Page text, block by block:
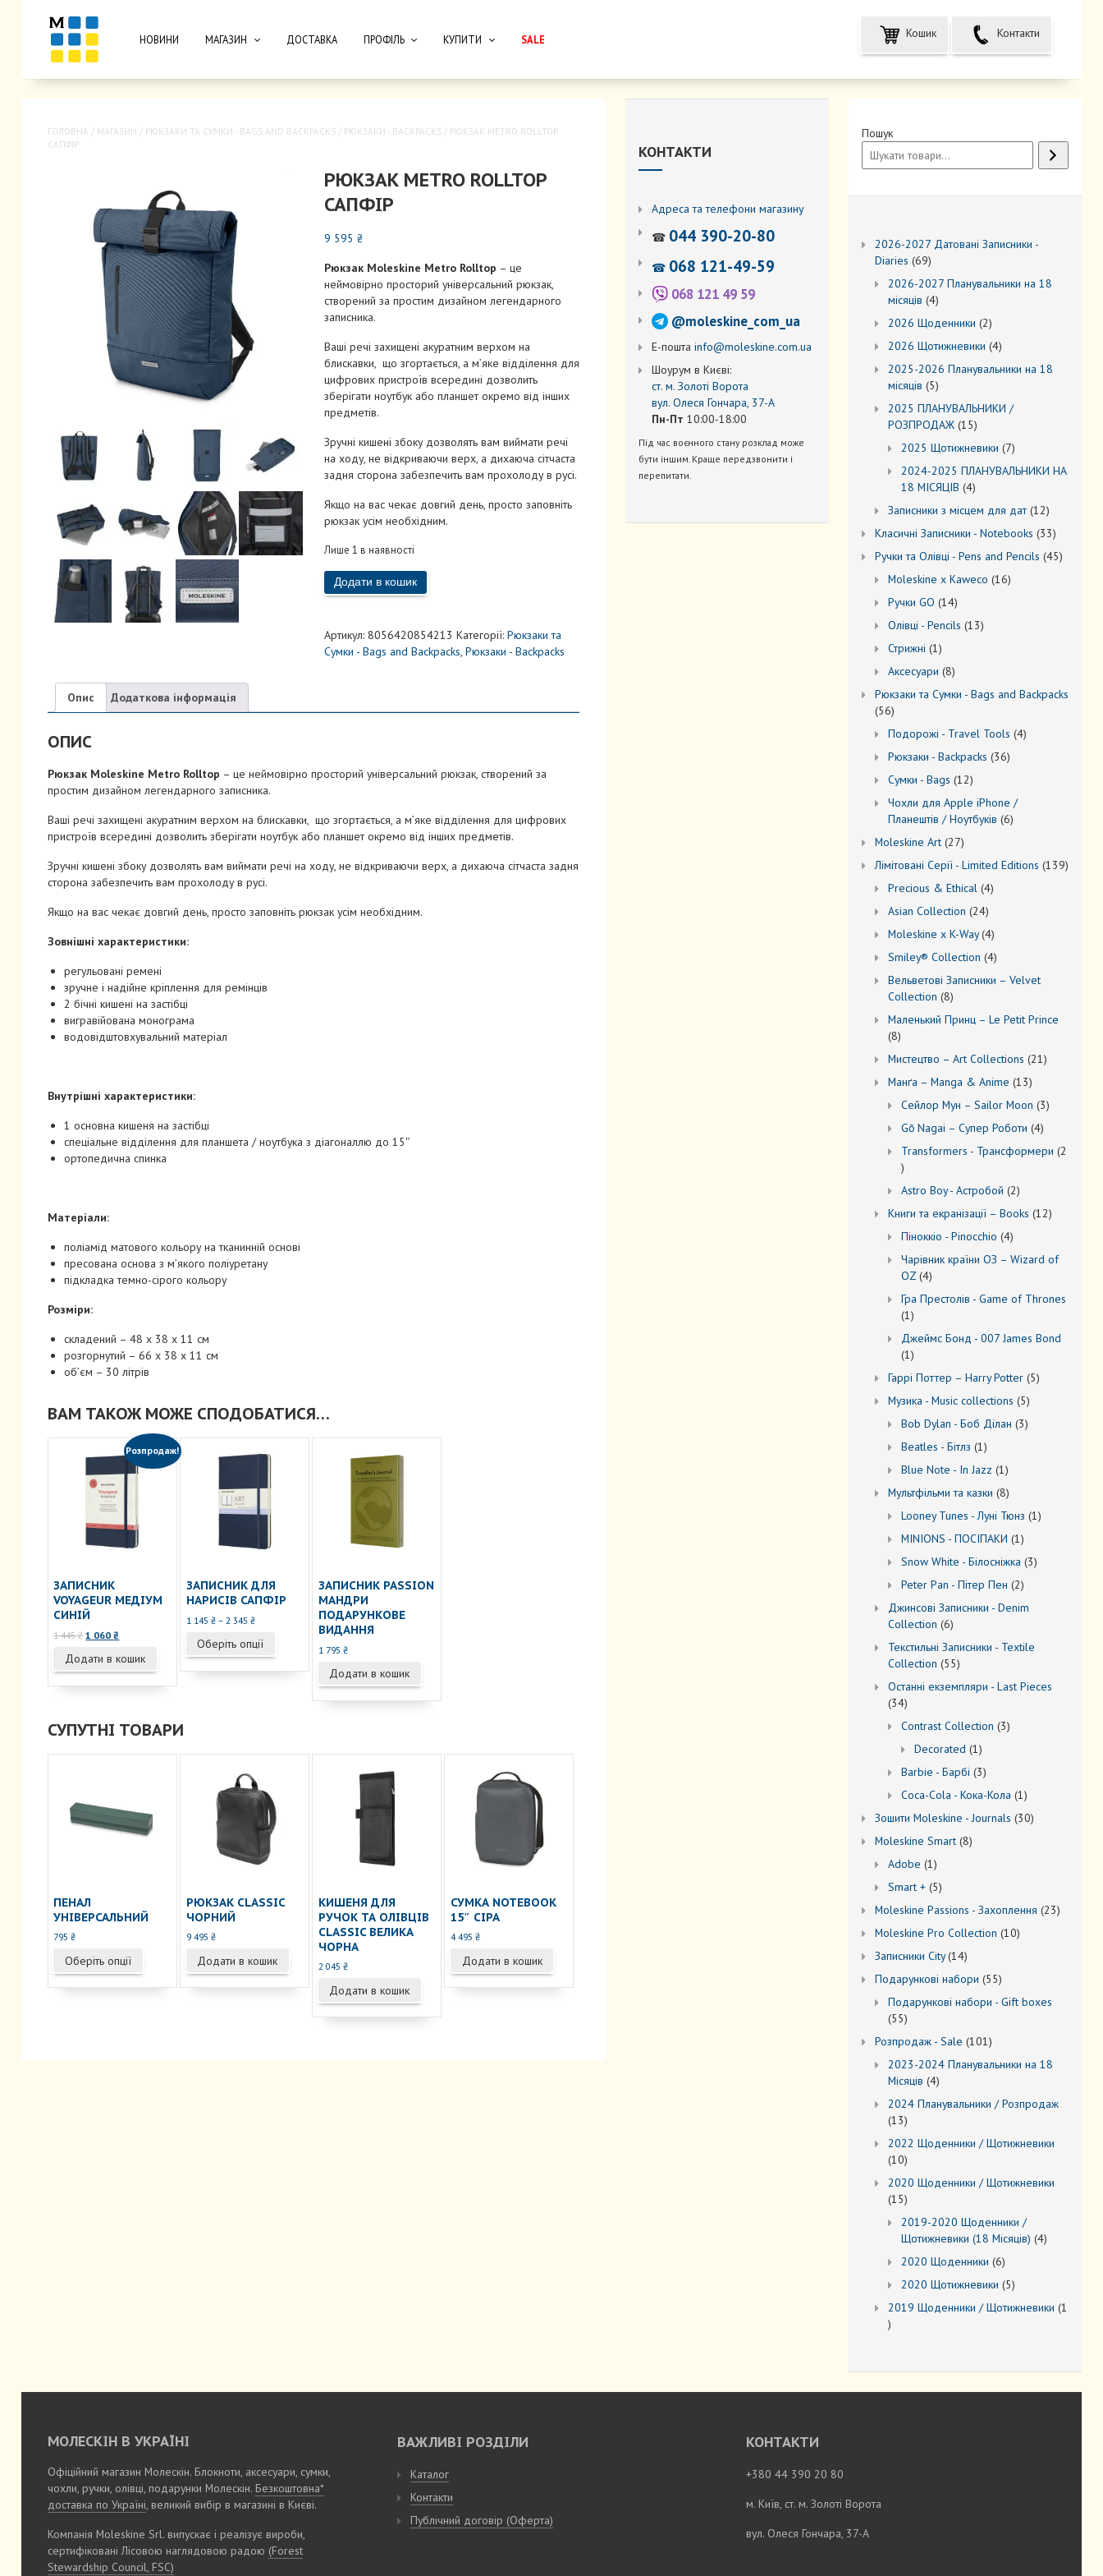
НОВИНИ МАГАЗИН ДОСТАВКА ПРОФІЛЬ КУПИТИ SALE Кошик Контакти
ГОЛОВНА / МАГАЗИН / РЮКЗАКИ ТА CУМКИ - BAGS AND BACKPACKS / РЮКЗАКИ - BACKPACKS / РЮКЗАК METRO ROLLTOP
САПФІР
РЮКЗАК METRO ROLLTOP
САПФІР
9 595 ₴
Рюкзак Moleskine Metro Rolltop – це
неймовірно просторий універсальний рюкзак,
створений за простим дизайном легендарного
записника.
Ваші речі захищені акуратним верхом на
блискавки, що згортається, а м’яке відділення для
цифрових пристроїв всередині дозволить
зберігати ноутбук або планшет окремо від інших
предметів.
Зручні кишені збоку дозволять вам виймати речі
на ходу, не відкриваючи верх, а дихаюча сітчаста
задня сторона забезпечить вам прохолоду в русі.
Якщо на вас чекає довгий день, просто заповніть
рюкзак усім необхідним.
Лише 1 в наявності
Рюкзак
Metro
Сапфір
кількість
Додати в кошик
Артикул: 8056420854213 Категорії: Рюкзаки та
Cумки - Bags and Backpacks, Рюкзаки - Backpacks
Опис Додаткова інформація
ОПИС
Рюкзак Moleskine Metro Rolltop – це неймовірно просторий універсальний рюкзак, створений за
простим дизайном легендарного записника.
Ваші речі захищені акуратним верхом на блискавки, що згортається, а м’яке відділення для цифрових
пристроїв всередині дозволить зберігати ноутбук або планшет окремо від інших предметів.
Зручні кишені збоку дозволять вам виймати речі на ходу, не відкриваючи верх, а дихаюча сітчаста задня
сторона забезпечить вам прохолоду в русі.
Якщо на вас чекає довгий день, просто заповніть рюкзак усім необхідним.
Зовнішні характеристики:
регульовані ремені
зручне і надійне кріплення для ремінців
2 бічні кишені на застібці
вигравійована монограма
водовідштовхувальний матеріал
Внутрішні характеристики:
1 основна кишеня на застібці
спеціальне відділення для планшета / ноутбука з діагоналлю до 15″
ортопедична спинка
Матеріали:
поліамід матового кольору на тканинній основі
пресована основа з м’якого поліуретану
підкладка темно-сірого кольору
Розміри:
складений – 48 x 38 x 11 см
розгорнутий – 66 x 38 x 11 см
об’єм – 30 літрів
ВАМ ТАКОЖ МОЖЕ СПОДОБАТИСЯ…
Розпродаж!
ЗАПИСНИК
VOYAGEUR МЕДІУМ
СИНІЙ
1 445₴Оригінальна
1
445 ₴.
1 060₴
1
060 ₴.
Додати в кошик
ЗАПИСНИК ДЛЯ
НАРИСІВ САПФІР
1 145 ₴ – 2 345 ₴Діапазон
від
1
Оберіть опції
має
варіантів.
вибрати
ЗАПИСНИК PASSION
МАНДРИ
ПОДАРУНКОВЕ
ВИДАННЯ
1 795 ₴
Додати в кошик
СУПУТНІ ТОВАРИ
ПЕНАЛ
УНІВЕРСАЛЬНИЙ
795₴
Оберіть опції
має
РЮКЗАК CLASSIC
ЧОРНИЙ
9 495 ₴
Додати в кошик
КИШЕНЯ ДЛЯ
РУЧОК ТА ОЛІВЦІВ
CLASSIC ВЕЛИКА
ЧОРНА
2 045 ₴
Додати в кошик
СУМКА NOTEBOOK
15″ СІРА
4 495 ₴
Додати в кошик
КОНТАКТИ
Адреса та телефони магазину
☎ 044 390-20-80
☎ 068 121-49-59
068 121 49 59
@moleskine_com_ua
Е-пошта info@moleskine.com.ua
Шоурум в Києві:
ст. м. Золоті Ворота
вул. Олеся Гончара, 37-А
Пн-Пт 10:00-18:00
Під час воєнного стану розклад може
бути іншим. Краще передзвонити і
перепитати.
Пошук
2026-2027 Датовані Записники -
Diaries 6969
товарів
2026-2027 Планувальники на 18
місяців 44
2026 Щоденники 22
товари
2026 Щотижневики 44
2025-2026 Планувальники на 18
місяців 55
товарів
2025 ПЛАНУВАЛЬНИКИ /
РОЗПРОДАЖ 1515
товарів
2025 Щотижневики 77
товарів
2024-2025 ПЛАНУВАЛЬНИКИ НА
18 МІСЯЦІВ 44
Записники з місцем для дат 1212
товарів
Kласичні Записники - Notebooks 3333
товари
Ручки та Олівці - Pens and Pencils 4545
Moleskine x Kaweco 1616
Ручки GO 1414
товарів
Oлівці - Pencils 1313
Стрижні 11
товар
Аксесуари 88
товарів
Рюкзаки та Cумки - Bags and Backpacks
5656
товарів
Подорожі - Travel Tools 44
Рюкзаки - Backpacks 3636
Сумки - Bags 1212
товарів
Чохли для Apple iPhone /
Планештів / Ноутбуків 66
Moleskine Art 2727
товарів
Лiмiтовані Серії - Limited Editions 139139
Precious & Ethical 44
Asian Collection 2424
товари
Moleskine x K-Way 44
товари
Smiley® Collection 44
товари
Вельветові Записники – Velvet
Collection 88
товарів
Маленький Принц – Le Petit Prince
88
Мистецтво – Art Collections 2121
Манґа – Manga & Anime 1313
товарів
Сейлор Мун – Sailor Moon 33
Gō Nagai – Супер Роботи 44
товари
Transformers - Трансформери 2
2
товари
Astro Boy - Астробой 22
товари
Книги та екранізації – Books 1212
Піноккіо - Pinocchio 44
товари
Чарівник країни ОЗ – Wizard of
OZ 44
Гра Престолів - Game of Thrones
11
товар
Джеймс Бонд - 007 James Bond
11
товар
Гаррі Поттер – Harry Potter 55
Музика - Music collections 55
Bob Dylan - Боб Ділан 33
Beatles - Бітлз 11
товар
Blue Note - In Jazz 11
товар
Мультфільми та казки 88
товарів
Looney Tunes - Луні Тюнз 11
MINIONS - ПОСІПАКИ 11
товар
Snow White - Білосніжка 33
Peter Pan - Пітер Пен 22
Джинсові Записники - Denim
Collection 66
Текстильні Записники - Textile
Collection 5555
Останні екземпляри - Last Pieces
3434
товари
Contrast Collection 33
Decorated 11
товар
Barbie - Барбі 33
товари
Coca-Cola - Кока-Кола 11
товар
Зошити Moleskine - Journals 3030
Моleskine Smart 88
Adobe 11
товар
Smart + 55
товарів
Moleskine Passions - Захоплення 2323
Мoleskine Pro Collection 1010
Записники City 1414
товарів
Подарункові набори 5555
товарів
Подарункові набори - Gift boxes
5555
Розпродаж - Sale 101101
2023-2024 Планувальники на 18
Місяців 44
2024 Планувальники / Розпродаж
1313
товарів
2022 Щоденники / Щотижневики
1010
товарів
2020 Щоденники / Щотижневики
1515
товарів
2019-2020 Щоденники /
Щотижневики (18 Місяців) 44
2020 Щоденники 66
товарів
2020 Щотижневики 55
2019 Щоденники / Щотижневики 1
1
МОЛЕСКІН В УКРАЇНІ
Офіційний магазин Молескін. Блокноти, аксесуари, сумки,
чохли, ручки, олівці, подарунки Молескін. Безкоштовна*
доставка по Україні, великий вибір в магазині в Києві.
Компанія Moleskine Srl. випускає і реалізує вироби,
сертифіковані Лісовою наглядовою радою (Forest
Stewardship Council, FSC)
ВАЖЛИВІ РОЗДІЛИ
Каталог
Контакти
Публічний договір (Оферта)
КОНТАКТИ
+380 44 390 20 80
м. Київ, ст. м. Золоті Ворота
вул. Олеся Гончара, 37-А